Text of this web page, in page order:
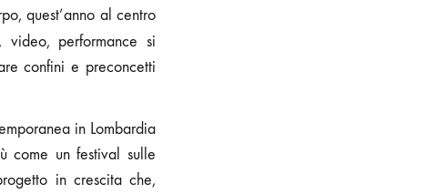
quest’anno al centro
performance si
confini e preconcetti
in Lombardia
come un festival sulle
in crescita che,